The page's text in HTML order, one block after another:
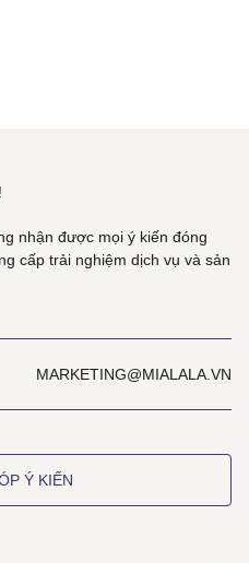
nhận được mọi ý kiến đóng
cấp trải nghiệm dịch vụ và sản
MARKETING@MIALALA.VN
Ý KIẾN